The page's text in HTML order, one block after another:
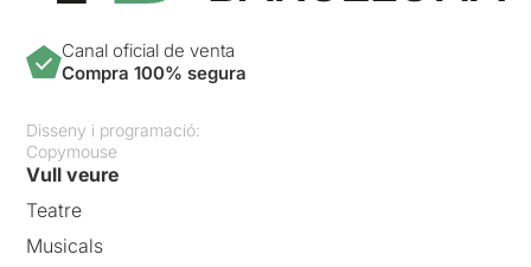
Canal oficial de venta
Compra 100% segura
Disseny i programació:
Copymouse
Vull veure
Teatre
Musicals